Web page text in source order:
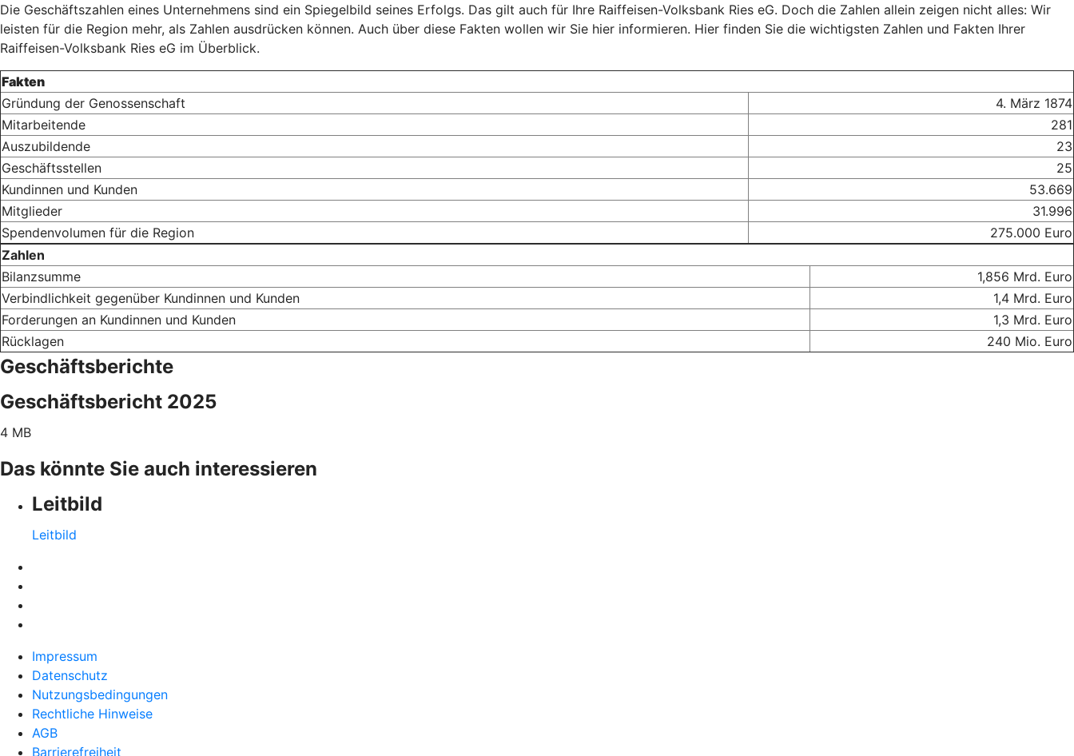
Die Geschäftszahlen eines Unternehmens sind ein Spiegelbild seines Erfolgs. Das gilt auch für Ihre Raiffeisen-Volksbank Ries eG. Doch die Zahlen allein zeigen nicht alles: Wir
leisten für die Region mehr, als Zahlen ausdrücken können. Auch über diese Fakten wollen wir Sie hier informieren. Hier finden Sie die wichtigsten Zahlen und Fakten Ihrer
Raiffeisen-Volksbank Ries eG im Überblick.
Fakten
Gründung der Genossenschaft
4. März 1874
Mitarbeitende
281
Auszubildende
23
Geschäftsstellen
25
Kundinnen und Kunden
53.669
Mitglieder
31.996
Spendenvolumen für die Region
275.000 Euro
Zahlen
Bilanzsumme
1,856 Mrd. Euro
Verbindlichkeit gegenüber Kundinnen und Kunden
1,4 Mrd. Euro
Forderungen an Kundinnen und Kunden
1,3 Mrd. Euro
Rücklagen
240 Mio. Euro
Geschäftsberichte
Geschäftsbericht 2025
4 MB
Das könnte Sie auch interessieren
Leitbild
Leitbild
Impressum
Datenschutz
Nutzungsbedingungen
Rechtliche Hinweise
AGB
Barrierefreiheit